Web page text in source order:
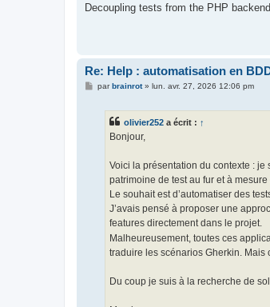
s
Decoupling tests from the PHP
Re: Help : automatisation en
Mpar brainrot» lun. avr. 27, 2026 12:06 pm
olivier252 a écrit : ↑
Bonjour,
Voici la présentation du contexte :
patrimoine de test au fur et à
Le souhait est d’automatiser des
J’avais pensé à proposer une
features directement dans le projet.
Malheureusement, toutes ces
traduire les scénarios Gherkin. Mais
Du coup je suis à la recherche de